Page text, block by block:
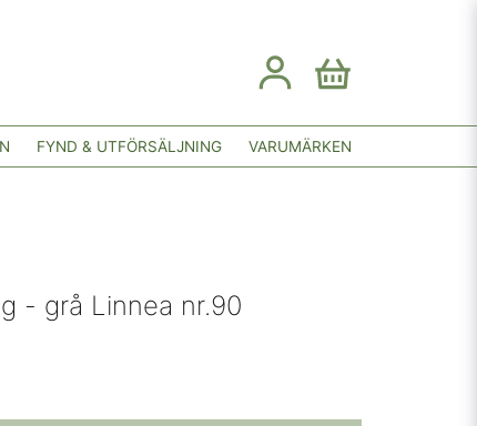
FYND & UTFÖRSÄLJNING VARUMÄRKEN
- grå Linnea nr.90